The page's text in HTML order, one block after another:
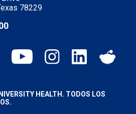
78229
HEALTH. TODOS LOS